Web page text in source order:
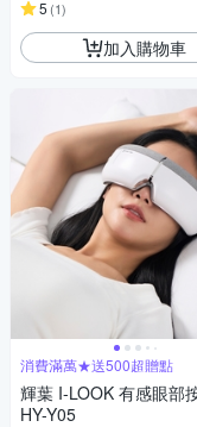
5 (1)
加入購物車
消費滿萬★送500超贈點
輝葉 I-LOOK 有感眼部
HY-Y05